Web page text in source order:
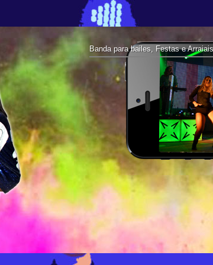
Banda para bailes, Festas e Arraiais